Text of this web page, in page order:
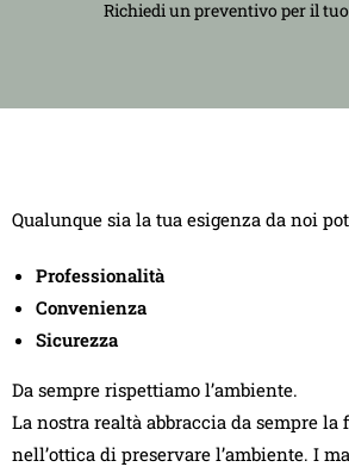
Richiedi un preventivo per il
Qualunque sia la tua esigenza da noi
Professionalità
Convenienza
Sicurezza
Da sempre rispettiamo l’ambiente.
La nostra realtà abbraccia da sempre
nell’ottica di preservare l’ambiente. I